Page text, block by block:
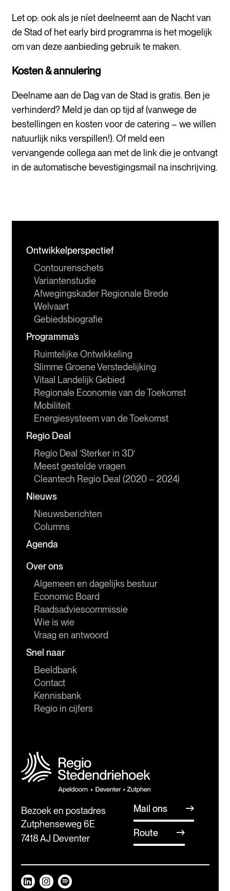
Let op: ook als je níet deelneemt aan de Nacht van
de Stad of het early bird programma is het mogelijk
om van deze aanbieding gebruik te maken.
Kosten & annulering
Deelname aan de Dag van de Stad is gratis. Ben je
verhinderd? Meld je dan op tijd af (vanwege de
bestellingen en kosten voor de catering – we willen
natuurlijk niks verspillen!). Of meld een
vervangende collega aan met de link die je ontvangt
in de automatische bevestigingsmail na inschrijving.
Ontwikkelperspectief
Contourenschets
Variantenstudie
Afwegingskader Regionale Brede
Welvaart
Gebiedsbiografie
Programma’s
Ruimtelijke Ontwikkeling
Slimme Groene Verstedelijking
Vitaal Landelijk Gebied
Regionale Economie van de Toekomst
Mobiliteit
Energiesysteem van de Toekomst
Regio Deal
Regio Deal ‘Sterker in 3D’
Meest gestelde vragen
Cleantech Regio Deal (2020 – 2024)
Nieuws
Nieuwsberichten
Columns
Agenda
Over ons
Algemeen en dagelijks bestuur
Economic Board
Raadsadviescommissie
Wie is wie
Vraag en antwoord
Snel naar
Beeldbank
Contact
Kennisbank
Regio in cijfers
Bezoek en postadres
Zutphenseweg 6E
7418 AJ Deventer
Mail ons
Route